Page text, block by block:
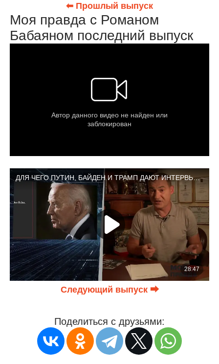
⬅ Прошлый выпуск
Моя правда с Романом
Бабаяном последний выпуск
Следующий выпуск ⮕
Поделиться с друзьями: